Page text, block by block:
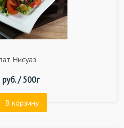
Нисуаз
руб. /500г
В корзину